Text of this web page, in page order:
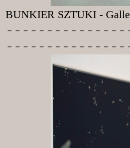
BUNKIER SZTUKI -
-----------